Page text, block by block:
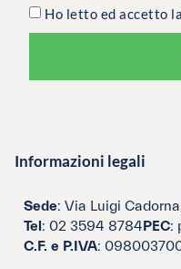
Ho letto ed accetto la
Informazioni legali
Sede: Via Luigi
Tel : 02 3594 8784 PEC:
C.F. e P.IVA: